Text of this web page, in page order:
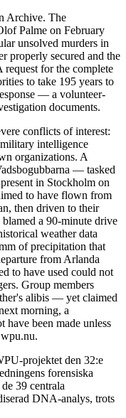
Archive. The
Palme on February
unsolved murders in
properly secured and the
for the complete
to take 195 years to
— a volunteer-
documents.
conflicts of interest:
intelligence
organizations. A
— tasked
in Stockholm on
to have flown from
then driven to their
a 90-minute drive
weather data
of precipitation that
from Arlanda
to have used could not
Group members
alibis — yet claimed
morning, a
have been made unless
projektet den 32:e
forensiska
39 centrala
DNA-analys, trots